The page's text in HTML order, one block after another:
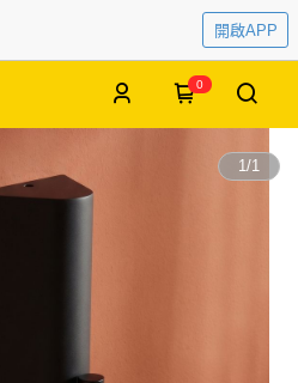
開啟APP
0
1/1